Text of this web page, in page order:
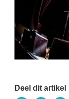
Deel dit artikel